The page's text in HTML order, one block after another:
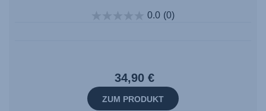
0.0 (0)
34,90 €
ZUM PRODUKT